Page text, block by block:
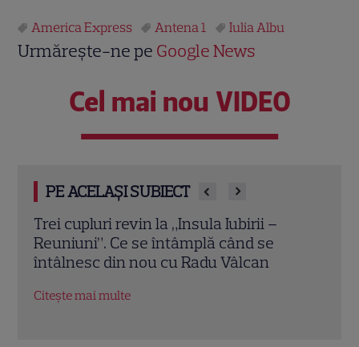
America Express Antena 1 Iulia Albu
Urmărește-ne pe Google News
Cel mai nou VIDEO
PE ACELAȘI SUBIECT
Iulia Albu a prezentat „patul anti-divorț”
din vila sa de peste 1 milion de euro! Ce
spune designerul despre piesa de